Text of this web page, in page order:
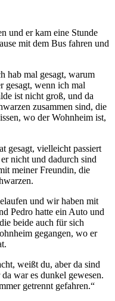
und er kam eine Stunde
mit dem Bus fahren und
hab mal gesagt, warum
gesagt, wenn ich mal
ist nicht groß, und da
zusammen sind, die
wo der Wohnheim ist,
gesagt, vielleicht passiert
nicht und dadurch sind
meiner Freundin, die
und wir haben mit
Pedro hatte ein Auto und
beide auch für sich
gegangen, wo er
weißt du, aber da sind
war es dunkel gewesen.
getrennt gefahren.“